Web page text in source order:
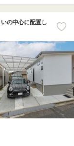
の中心に配置し